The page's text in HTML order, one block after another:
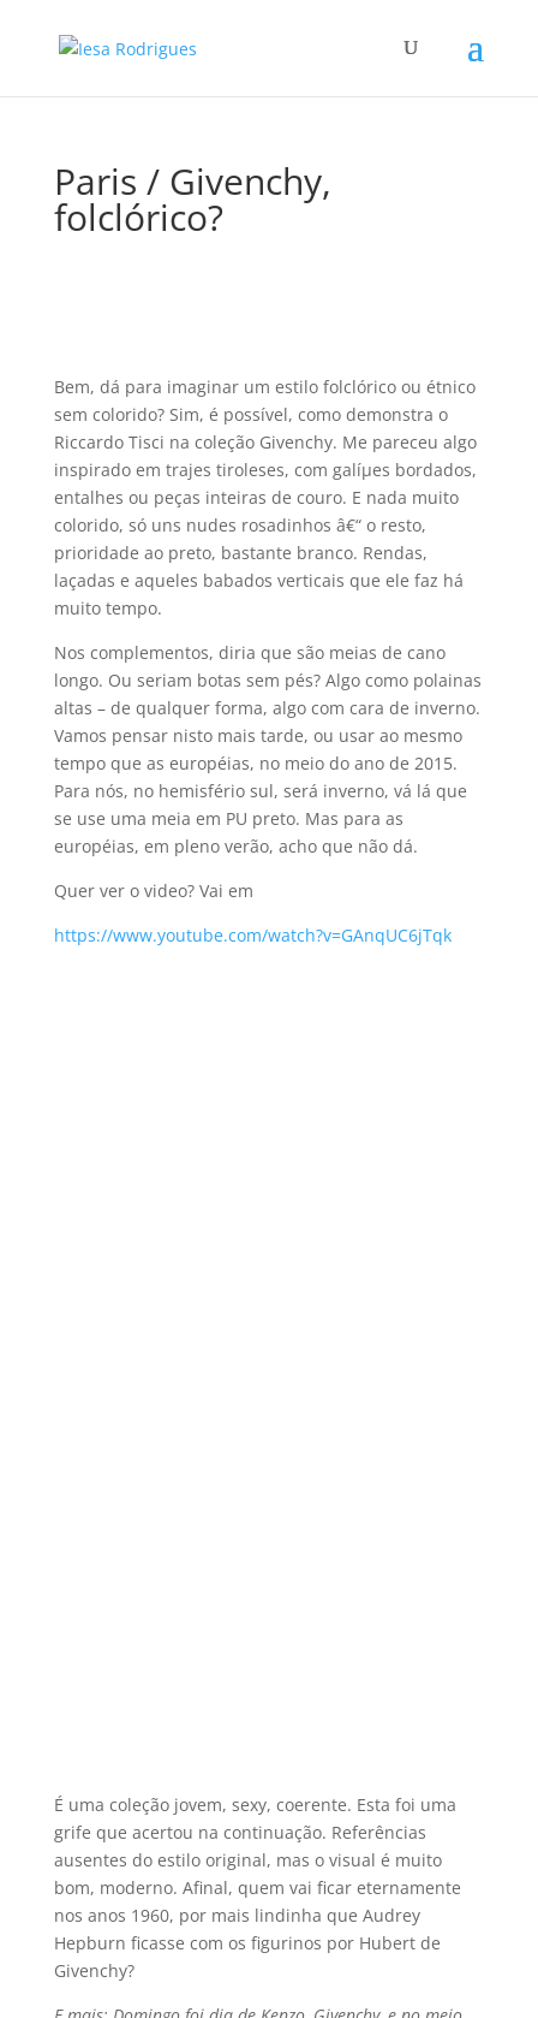
Paris / Givenchy,
folclórico?
Bem, dá para imaginar um estilo folclórico ou étnico
sem colorido? Sim, é possí­vel, como demonstra o
Riccardo Tisci na coleção Givenchy. Me pareceu algo
inspirado em trajes tiroleses, com galíµes bordados,
entalhes ou peças inteiras de couro. E nada muito
colorido, só uns nudes rosadinhos â€“ o resto,
prioridade ao preto, bastante branco. Rendas,
laçadas e aqueles babados verticais que ele faz há
muito tempo.
Nos complementos, diria que são meias de cano
longo. Ou seriam botas sem pés? Algo como polainas
altas – de qualquer forma, algo com cara de inverno.
Vamos pensar nisto mais tarde, ou usar ao mesmo
tempo que as européias, no meio do ano de 2015.
Para nós, no hemisfério sul, será inverno, vá lá que
se use uma meia em PU preto. Mas para as
européias, em pleno verão, acho que não dá.
Quer ver o video? Vai em
https://www.youtube.com/watch?v=GAnqUC6jTqk
É uma coleção jovem, sexy, coerente. Esta foi uma
grife que acertou na continuação. Referências
ausentes do estilo original, mas o visual é muito
bom, moderno. Afinal, quem vai ficar eternamente
nos anos 1960, por mais lindinha que Audrey
Hepburn ficasse com os figurinos por Hubert de
Givenchy?